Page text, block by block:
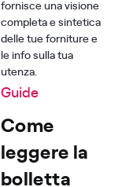
fornisce una visione
completa e sintetica
delle tue forniture e
le info sulla tua
utenza.
Guide
Come
leggere la
bolletta